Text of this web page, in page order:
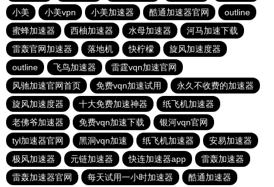
小美
小美vpn 小美加速器 酷通加速器官网
outline
蜜蜂加速器
西柚加速器 水母加速器
河马加速下载
雷轰官网加速器
落地机 快柠檬
旋风加速度器
outline
飞鸟加速器
雷霆vqn加速官网
风驰加速官网首页
免费vqn加速试用
永久不收费的加速器
旋风加速度器
十大免费加速神器
纸飞机加速器
老佛爷加速器
免费vqn加速下载
银河vqn官网
tyl加速器官网
黑洞vqn加速 纸飞机加速器
安易加速器
极风加速器
元链加速器 快连加速器app
雷轰加速器
雷轰加速器官网
每天试用一小时加速器 酷通加速器